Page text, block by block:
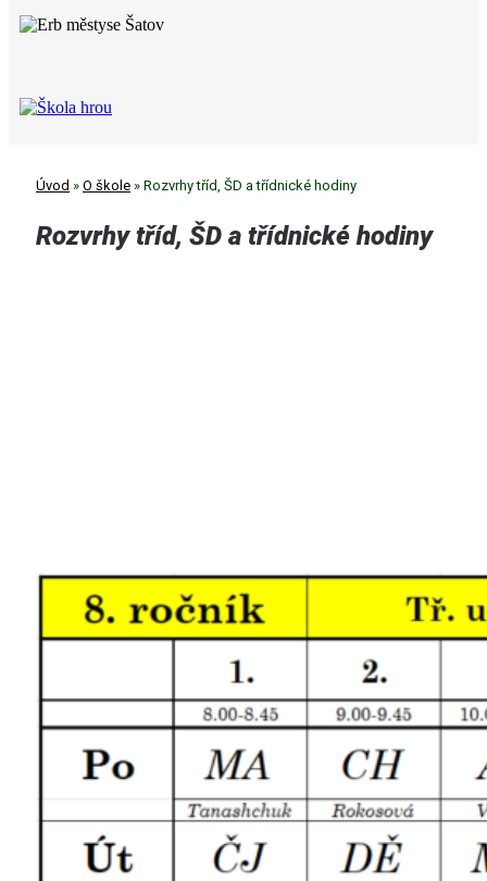
Úvod » O škole » Rozvrhy tříd, ŠD a třídnické hodiny
Rozvrhy tříd, ŠD a třídnické hodiny